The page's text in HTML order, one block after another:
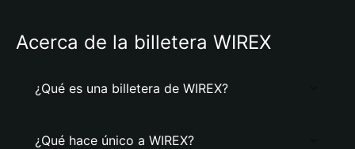
Acerca de la billetera WIREX
¿Qué es una billetera de WIREX?
¿Qué hace único a WIREX?